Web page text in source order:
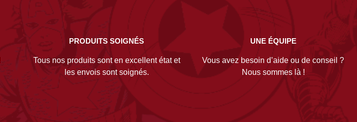
PRODUITS SOIGNÉS
Tous nos produits sont en excellent état et
les envois sont soignés.
UNE ÉQUIPE
Vous avez besoin d’aide ou de conseil ?
Nous sommes là !